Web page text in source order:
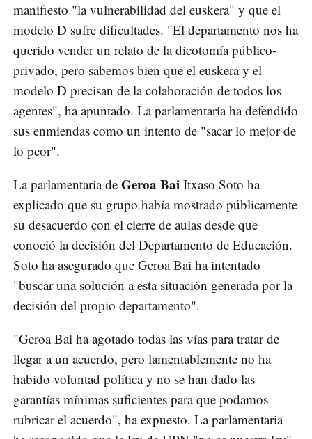
manifiesto "la vulnerabilidad del euskera" y que el
modelo D sufre dificultades. "El departamento nos ha
querido vender un relato de la dicotomía público-
privado, pero sabemos bien que el euskera y el
modelo D precisan de la colaboración de todos los
agentes", ha apuntado. La parlamentaria ha defendido
sus enmiendas como un intento de "sacar lo mejor de
lo peor".
La parlamentaria de Geroa Bai Itxaso Soto ha
explicado que su grupo había mostrado públicamente
su desacuerdo con el cierre de aulas desde que
conoció la decisión del Departamento de Educación.
Soto ha asegurado que Geroa Bai ha intentado
"buscar una solución a esta situación generada por la
decisión del propio departamento".
"Geroa Bai ha agotado todas las vías para tratar de
llegar a un acuerdo, pero lamentablemente no ha
habido voluntad política y no se han dado las
garantías mínimas suficientes para que podamos
rubricar el acuerdo", ha expuesto. La parlamentaria